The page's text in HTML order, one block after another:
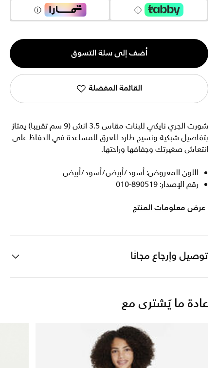
الكمية
1
أضف إلى سلة التسوق
القائمة المفضلة
شورت الجري نايكي للبنات مقاس 3.5 انش (9 سم تقريبا) يمتاز
بتفاصيل شبكية ونسيج طارد للعرق للمساعدة في الحفاظ على
انتعاش صغيرتك وجفافها وراحتها.
اللون المعروض: أسود/أبيض/أسود/أبيض
رقم الإصدار: 890519-010
عرض معلومات المنتج
توصيل وإرجاع مجانًا
عادة ما يُشترى مع